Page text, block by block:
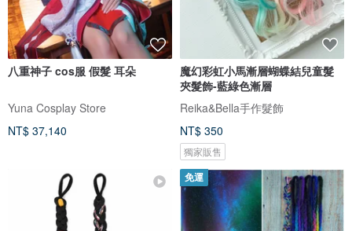
八重神子 cos服 假髮 耳朵
Yuna Cosplay Store
NT$ 37,140
魔幻彩虹小馬漸層蝴蝶結兒童髮
夾髮飾-藍綠色漸層
Reika&Bella手作髮飾
NT$ 350
獨家販售
免運